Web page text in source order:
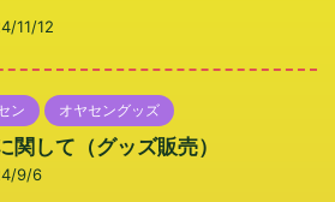
11/12
ン オヤセングッズ
関して（グッズ販売）
9/6